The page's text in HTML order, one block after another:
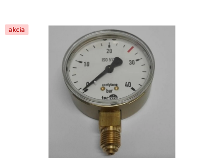
5,0
z
akcia